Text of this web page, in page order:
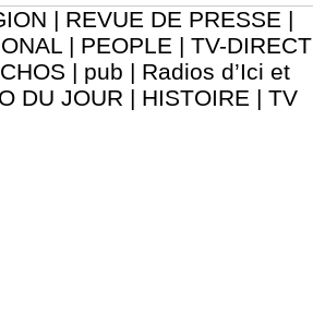
| REVUE DE PRESSE |
| PEOPLE | TV-DIRECT
| pub | Radios d’Ici et
DU JOUR | HISTOIRE | TV